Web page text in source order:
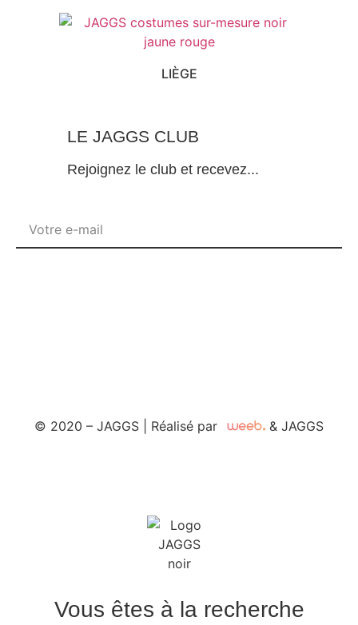
LIÈGE
LE JAGGS CLUB
Rejoignez le club et recevez...
© 2020 – JAGGS | Réalisé par & JAGGS
Vous êtes à la recherche